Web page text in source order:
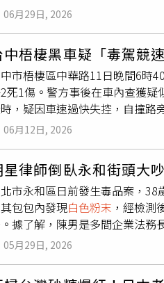
切聯繫，以掌握案情發展並全
，明令禁止持有、攜帶、進口
宣導法令與作業規範，且每趟
涉及違法情事，將依法規及公
為，目前正依澳洲司法程序處
一向秉持透明經營原則，嚴格
後續調查。澳洲聯邦警察則
）協助夾帶毒品，企圖規
。泰國國際航空強調，公司嚴
自臉書，THAI Corporate
瞬間煙霧四散，
遍
場，但李女當下已離開現場，
開門後，通知店長來製作筆錄，
06月29日, 2026
中梧棲黑車疑「毒駕競
市梧棲區中華路11日晚間6時
死1傷。警方事後在車內查獲
，疑因車速過快失控，自撞路
歲陳姓乘客受困車內。其中
調閱周邊監視器發現，事故發
刺耳煞車聲。目前警方已掌握
檢驗呈現K他命陽性反應，倖
後續將依法報請檢察官相驗，
06月12日, 2026
星律師倒臥永和街頭大
市永和區日前發生毒品案，
包包內發現白色粉末 ，經檢測
據了解，陳男是多間企業法務
度第一名的律師，其形象陽光
間疑似飲酒，離開後竟倒臥仁
護車將他送醫救治。警方則翻
05月29日, 2026